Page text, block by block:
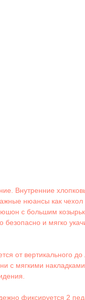
Внутренние
нюансы как
с большим
и мягко
от вертикального
с мягкими
фиксируется 2